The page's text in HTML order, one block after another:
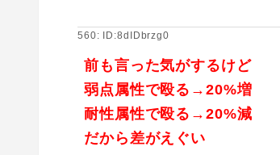
560: ID:8dIDbrzg0
前も言った気がするけど
弱点属性で殴る→20%増
耐性属性で殴る→20%減
だから差がえぐい